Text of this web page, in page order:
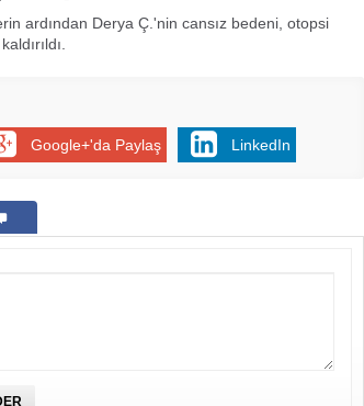
ardından Derya Ç.'nin cansız bedeni, otopsi
Google+'da Paylaş LinkedIn